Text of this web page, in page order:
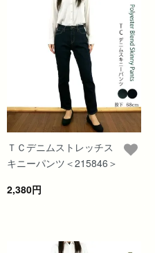
ＴＣデニムストレッチス
キニーパンツ＜215846＞
2,380円